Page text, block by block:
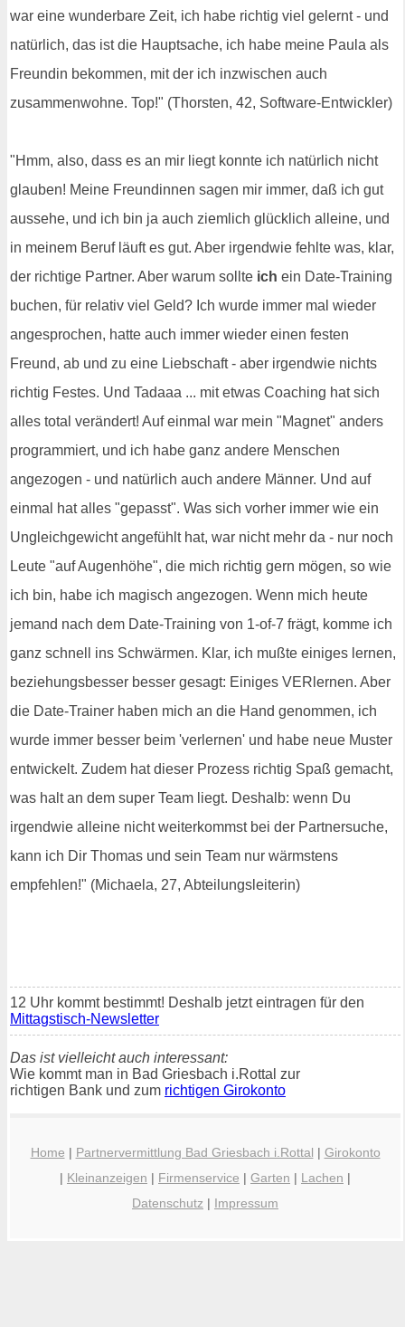
war eine wunderbare Zeit, ich habe richtig viel gelernt - und
natürlich, das ist die Hauptsache, ich habe meine Paula als
Freundin bekommen, mit der ich inzwischen auch
zusammenwohne. Top!" (Thorsten, 42, Software-Entwickler)
"Hmm, also, dass es an mir liegt konnte ich natürlich nicht
glauben! Meine Freundinnen sagen mir immer, daß ich gut
aussehe, und ich bin ja auch ziemlich glücklich alleine, und
in meinem Beruf läuft es gut. Aber irgendwie fehlte was, klar,
der richtige Partner. Aber warum sollte ich ein Date-Training
buchen, für relativ viel Geld? Ich wurde immer mal wieder
angesprochen, hatte auch immer wieder einen festen
Freund, ab und zu eine Liebschaft - aber irgendwie nichts
richtig Festes. Und Tadaaa ... mit etwas Coaching hat sich
alles total verändert! Auf einmal war mein "Magnet" anders
programmiert, und ich habe ganz andere Menschen
angezogen - und natürlich auch andere Männer. Und auf
einmal hat alles "gepasst". Was sich vorher immer wie ein
Ungleichgewicht angefühlt hat, war nicht mehr da - nur noch
Leute "auf Augenhöhe", die mich richtig gern mögen, so wie
ich bin, habe ich magisch angezogen. Wenn mich heute
jemand nach dem Date-Training von 1-of-7 frägt, komme ich
ganz schnell ins Schwärmen. Klar, ich mußte einiges lernen,
beziehungsbesser besser gesagt: Einiges VERlernen. Aber
die Date-Trainer haben mich an die Hand genommen, ich
wurde immer besser beim 'verlernen' und habe neue Muster
entwickelt. Zudem hat dieser Prozess richtig Spaß gemacht,
was halt an dem super Team liegt. Deshalb: wenn Du
irgendwie alleine nicht weiterkommst bei der Partnersuche,
kann ich Dir Thomas und sein Team nur wärmstens
empfehlen!" (Michaela, 27, Abteilungsleiterin)
12 Uhr kommt bestimmt! Deshalb jetzt eintragen für den
Mittagstisch-Newsletter
Das ist vielleicht auch interessant:
Wie kommt man in Bad Griesbach i.Rottal zur
richtigen Bank und zum richtigen Girokonto
Home | Partnervermittlung Bad Griesbach i.Rottal | Girokonto
| Kleinanzeigen | Firmenservice | Garten | Lachen |
Datenschutz | Impressum